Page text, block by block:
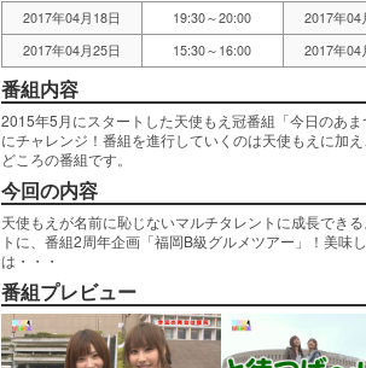
2017年04月18日 19:30～20:00 2017年04
2017年04月25日
15:30～16:00 2017年04
番組内容
2015年5月にスタートした天使もえ冠番組「今日のあ
にチャレンジ！番組を進行していくのは天使もえに加
どころの番組です。
今回の内容
天使もえが名前に恥じないマルチタレントに成長でき
トに、番組2周年企画「福岡B級グルメツアー」！美
は・・・
番組プレビュー